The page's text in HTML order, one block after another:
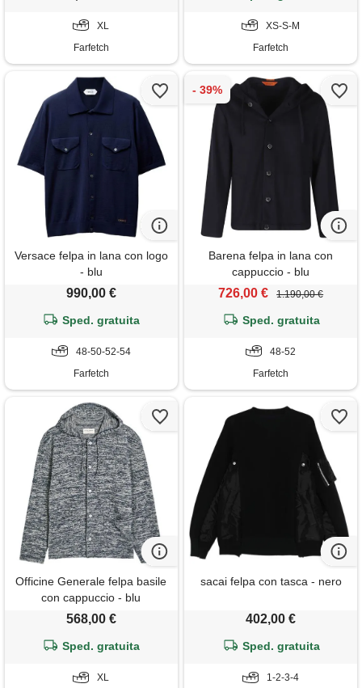
XL
Farfetch
XS-S-M
Farfetch
Versace felpa in lana con logo
- blu
990,00 €
Sped. gratuita
48-50-52-54
Farfetch
Barena felpa in lana con
cappuccio - blu
726,00 € 1.190,00 €
Sped. gratuita
48-52
Farfetch
Officine Generale felpa basile
con cappuccio - blu
568,00 €
Sped. gratuita
XL
sacai felpa con tasca - nero
402,00 €
Sped. gratuita
1-2-3-4